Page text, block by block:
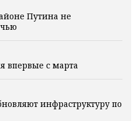
Путина не
впервые с марта
инфраструктуру по